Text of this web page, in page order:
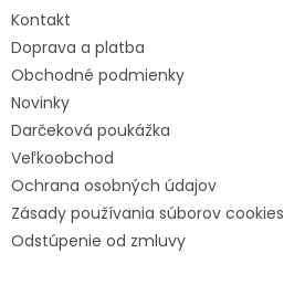
Kontakt
Doprava a platba
Obchodné podmienky
Novinky
Darčeková poukážka
Veľkoobchod
Ochrana osobných údajov
Zásady používania súborov cookies
Odstúpenie od zmluvy